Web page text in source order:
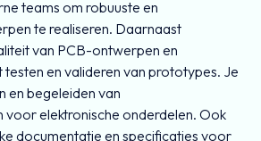
teams om robuuste en
te realiseren. Daarnaast
van PCB-ontwerpen en
testen en valideren van prototypes. Je
en begeleiden van
voor elektronische onderdelen. Ook
documentatie en specificaties voor